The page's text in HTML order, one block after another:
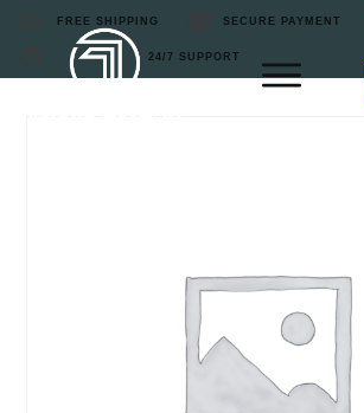
FREE SHIPPING SECURE PAYMENT
24/7 SUPPORT